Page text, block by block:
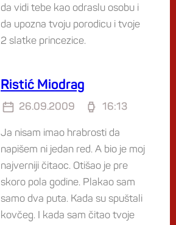
da vidi tebe kao odraslu osobu i
da upozna tvoju porodicu i tvoje
2 slatke princezice.
Ristić Miodrag
26.09.2009 16:13
Ja nisam imao hrabrosti da
napišem ni jedan red. A bio je moj
najverniji čitaoc. Otišao je pre
skoro pola godine. Plakao sam
samo dva puta. Kada su spuštali
kovčeg. I kada sam čitao tvoje